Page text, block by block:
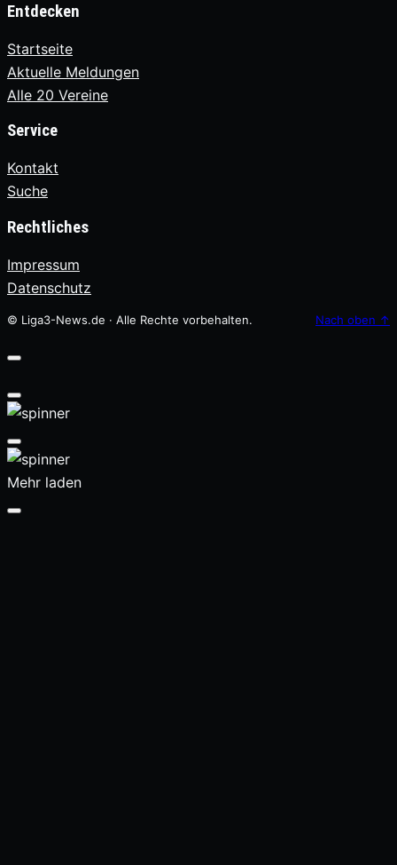
Entdecken
Startseite
Aktuelle Meldungen
Alle 20 Vereine
Service
Kontakt
Suche
Rechtliches
Impressum
Datenschutz
© Liga3-News.de · Alle Rechte vorbehalten. Nach oben ↑
Mehr laden